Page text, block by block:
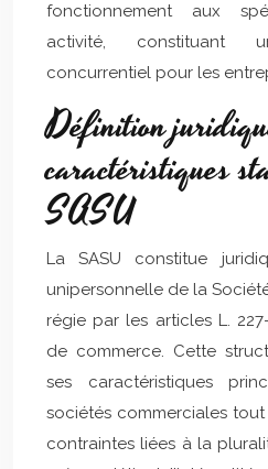
fonctionnement aux
activité, constituant
concurrentiel pour les
Définition
caractéristiques
SASU
La SASU constitue
unipersonnelle de la
régie par les articles L.
de commerce. Cette
ses caractéristiques
sociétés commerciales tout
contraintes liées à la